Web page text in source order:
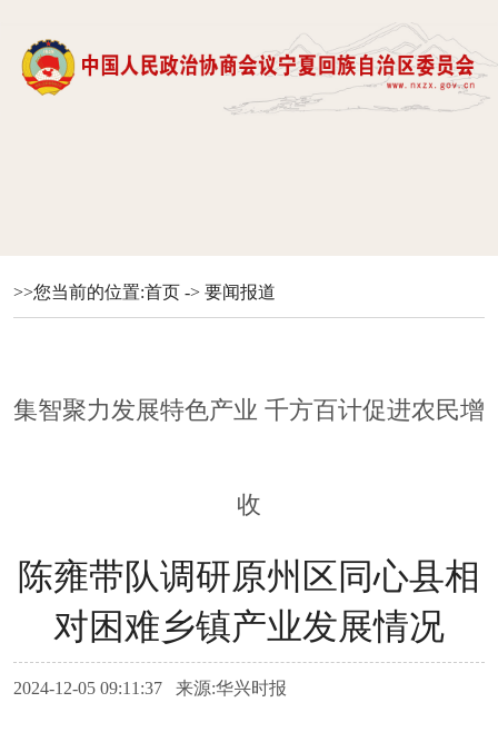
>>您当前的位置:首页 -> 要闻报道
集智聚力发展特色产业 千方百计促进农民增
收
陈雍带队调研原州区同心县相
对困难乡镇产业发展情况
2024-12-05 09:11:37 来源:华兴时报